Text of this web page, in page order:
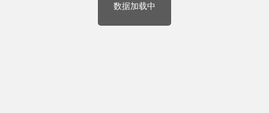
数据加载中